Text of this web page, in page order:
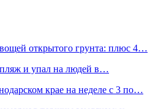
открытого грунта: плюс 4…
и упал на людей в…
крае на неделе с 3 по…